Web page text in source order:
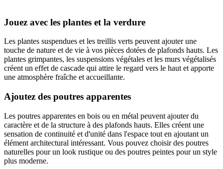
Jouez avec les plantes et la verdure
Les plantes suspendues et les treillis verts peuvent ajouter une
touche de nature et de vie à vos pièces dotées de plafonds hauts. Les
plantes grimpantes, les suspensions végétales et les murs végétalisés
créent un effet de cascade qui attire le regard vers le haut et apporte
une atmosphère fraîche et accueillante.
Ajoutez des poutres apparentes
Les poutres apparentes en bois ou en métal peuvent ajouter du
caractère et de la structure à des plafonds hauts. Elles créent une
sensation de continuité et d'unité dans l'espace tout en ajoutant un
élément architectural intéressant. Vous pouvez choisir des poutres
naturelles pour un look rustique ou des poutres peintes pour un style
plus moderne.